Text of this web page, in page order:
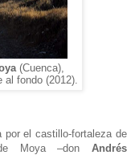
(Cuenca),
fondo (2012).
por el castillo-fortaleza de
de Moya –don Andrés